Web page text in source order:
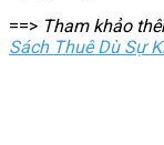
==> Tham khảo
Sách Thuê Dù Sự